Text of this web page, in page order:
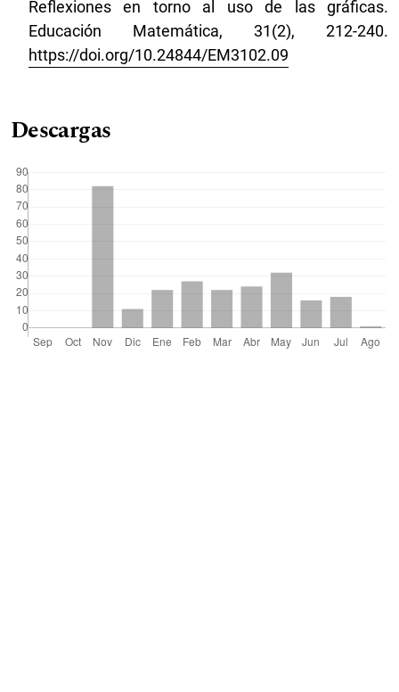
Reflexiones en torno al uso de las gráficas.
Educación Matemática, 31(2), 212-240.
https://doi.org/10.24844/EM3102.09
Descargas